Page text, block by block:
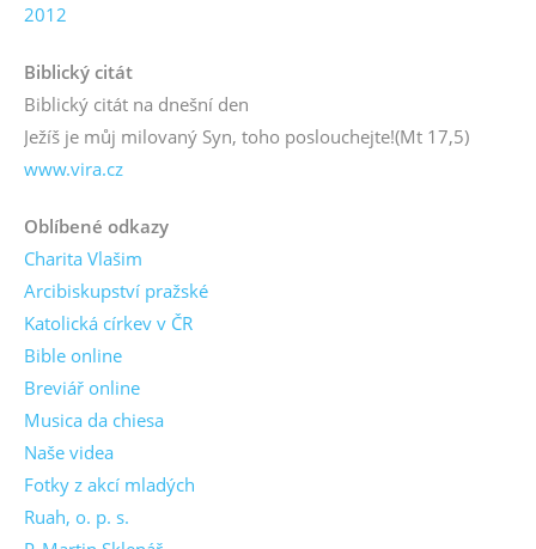
2012
Biblický citát
Biblický citát na dnešní den
Ježíš je můj milovaný Syn, toho poslouchejte!(Mt 17,5)
www.vira.cz
Oblíbené odkazy
Charita Vlašim
Arcibiskupství pražské
Katolická církev v ČR
Bible online
Breviář online
Musica da chiesa
Naše videa
Fotky z akcí mladých
Ruah, o. p. s.